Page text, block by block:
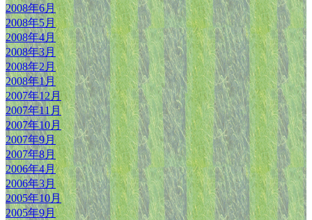
2008年6月
2008年5月
2008年4月
2008年3月
2008年2月
2008年1月
2007年12月
2007年11月
2007年10月
2007年9月
2007年8月
2006年4月
2006年3月
2005年10月
2005年9月